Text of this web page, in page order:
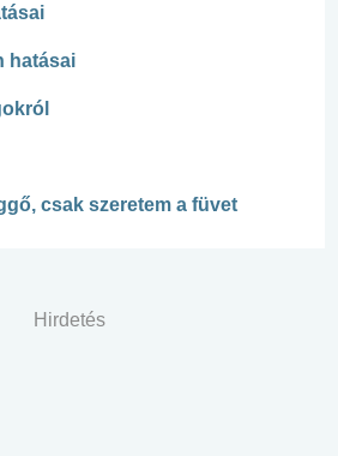
hatásai
csak szeretem a füvet
Hirdetés